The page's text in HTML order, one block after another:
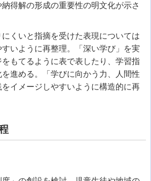
得解の形成の重要性の明文化が示さ
くいと指摘を受けた表現については
いように再整理。「深い学び」を実
もてるように表で表したり、学習指
進める。「学びに向かう力、人間性
イメージしやすいように構造的に再